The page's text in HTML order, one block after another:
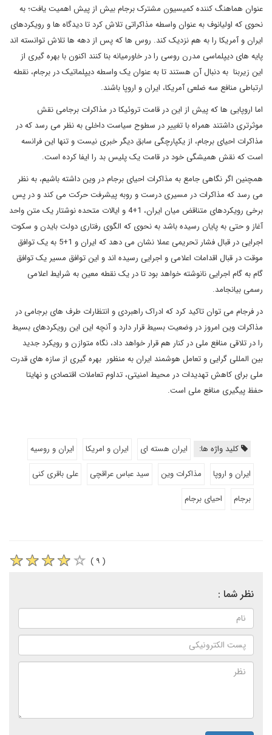
عنوان هماهنگ کننده کمیسیون مشترک برجام بیش از پیش اهمیت یافت؛ به
نحوی که اولیانوف به عنوان واسطه مذاکراتی تلاش کرد تا دیدگاه ها و رویکردهای
ایران و آمریکا را به هم نزدیک کند. روس ها که پس از دهه ها تلاش توانسته اند
پایه های دیپلماسی مدرن روسی را در خاورمیانه بنا کنند اکنون با بهره گیری از
این زیربنا به دنبال آن هستند تا به عنوان یک واسطه دیپلماتیک در برجام، نقطه
ارتباطی منافع سه ضلعی آمریکا، ایران و اروپا باشند.
اما اروپایی ها که پیش از این در قامت تروئیکا در مذاکرات برجامی نقش
موثرتری داشتند همراه با تغییر در سطوح سیاست داخلی به نظر می رسد که در
مذاکرات احیای برجام، از یکپارچگی سابق دیگر خبری نیست و تنها این فرانسه
است که نقش همیشگی خود در قامت یک پلیس بد را ایفا کرده است.
همچنین اگر نگاهی جامع به مذاکرات احیای برجام در وین داشته باشیم، به نظر
می رسد که مذاکرات در مسیری درست و روبه پیشرفت حرکت می کند و در پس
برخی رویکردهای متناقض میان ایران، 1+4 و ایالات متحده نوشتار یک متن واحد
آغاز و حتی به پایان رسیده باشد به نحوی که الگوی رفتاری دولت بایدن و سکوت
اجرایی در قبال فشار تحریمی عملا نشان می دهد که ایران و 1+5 به یک توافق
موقت در قبال اقدامات اعلامی و اجرایی رسیده اند و این توافق مسیر یک توافق
گام به گام اجرایی نانوشته خواهد بود تا در یک نقطه معین به شرایط اعلامی
رسمی بیانجامد.
در فرجام می توان تاکید کرد که ادراک راهبردی و انتظارات طرف های برجامی در
مذاکرات وین امروز در وضعیت بسیط قرار دارد و آنچه این این رویکردهای بسیط
را در تلاقی منافع ملی در کنار هم قرار خواهد داد، نگاه متوازن و رویکرد جدید
بین المللی گرایی و تعامل هوشمند ایران به منظور بهره گیری از سازه های قدرت
ملی برای کاهش تهدیدات در محیط امنیتی، تداوم تعاملات اقتصادی و نهایتا
حفظ پیگیری منافع ملی است.
کلید واژه ها: ایران هسته ای ایران و امریکا
ایران و روسیه
ایران و اروپا
مذاکرات وین سید عباس عراقچی
علی باقری کنی
برجام
احیای برجام
( ۹ )
نظر شما :